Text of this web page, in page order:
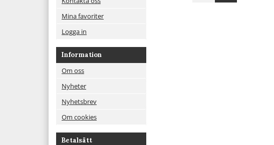
Mina favoriter
Logga in
Information
Om oss
Nyheter
Nyhetsbrev
Om cookies
Betalsätt